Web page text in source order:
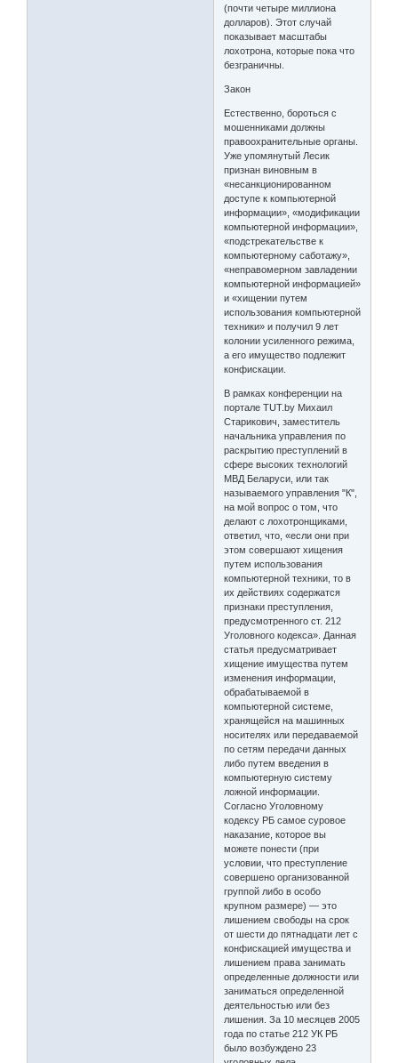
(почти четыре миллиона
долларов). Этот случай
показывает масштабы
лохотрона, которые пока что
безграничны.
Закон
Естественно, бороться с
мошенниками должны
правоохранительные органы.
Уже упомянутый Лесик
признан виновным в
«несанкционированном
доступе к компьютерной
информации», «модификации
компьютерной информации»,
«подстрекательстве к
компьютерному саботажу»,
«неправомерном завладении
компьютерной информацией»
и «хищении путем
использования компьютерной
техники» и получил 9 лет
колонии усиленного режима,
а его имущество подлежит
конфискации.
В рамках конференции на
портале TUT.by Михаил
Старикович, заместитель
начальника управления по
раскрытию преступлений в
сфере высоких технологий
МВД Беларуси, или так
называемого управления "К",
на мой вопрос о том, что
делают с лохотронщиками,
ответил, что, «если они при
этом совершают хищения
путем использования
компьютерной техники, то в
их действиях содержатся
признаки преступления,
предусмотренного ст. 212
Уголовного кодекса». Данная
статья предусматривает
хищение имущества путем
изменения информации,
обрабатываемой в
компьютерной системе,
хранящейся на машинных
носителях или передаваемой
по сетям передачи данных
либо путем введения в
компьютерную систему
ложной информации.
Согласно Уголовному
кодексу РБ самое суровое
наказание, которое вы
можете понести (при
условии, что преступление
совершено организованной
группой либо в особо
крупном размере) — это
лишением свободы на срок
от шести до пятнадцати лет с
конфискацией имущества и
лишением права занимать
определенные должности или
заниматься определенной
деятельностью или без
лишения. За 10 месяцев 2005
года по статье 212 УК РБ
было возбуждено 23